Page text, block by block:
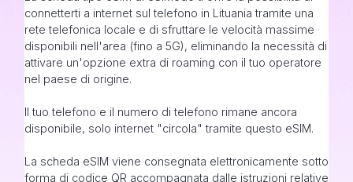
connetterti a internet sul telefono in Lituania tramite una
rete telefonica locale e di sfruttare le velocità massime
disponibili nell'area (fino a 5G), eliminando la necessità di
attivare un'opzione extra di roaming con il tuo operatore
nel paese di origine.
Il tuo telefono e il numero di telefono rimane ancora
disponibile, solo internet "circola" tramite questo eSIM.
La scheda eSIM viene consegnata elettronicamente sotto
forma di codice QR accompagnata dalle istruzioni relative